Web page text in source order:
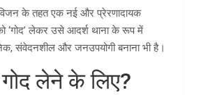
के तहत एक नई और प्रेरणादायक
‘गोद’ लेकर उसे आदर्श थाना के रूप में
संवेदनशील और जनउपयोगी बनाना भी है।
गोद लेने के लिए?